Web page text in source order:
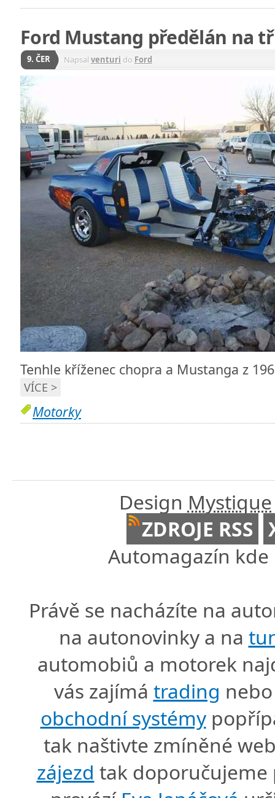
Ford Mustang předělán na
9. ČER Napsal venturi do Ford
Tenhle kříženec chopra a Mustanga z
VÍCE >
Motorky
Design Mystique
ZDROJE RSS
Automagazín
Právě se nacházíte na
na autonovinky a na
automobiů a motorek
vás zajímá trading
obchodní systémy
tak naštivte zmíněné
zájezd tak doporučujeme